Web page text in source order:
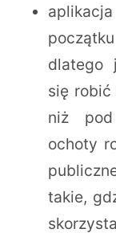
dlatego
się
niż pod
ochoty
takie,